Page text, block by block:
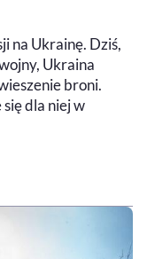
na Ukrainę. Dziś,
Ukraina
broni.
dla niej w